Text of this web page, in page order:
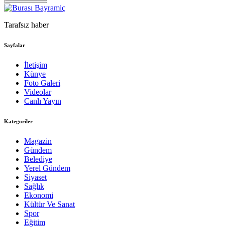
Tarafsız haber
Sayfalar
İletişim
Künye
Foto Galeri
Videolar
Canlı Yayın
Kategoriler
Magazin
Gündem
Belediye
Yerel Gündem
Siyaset
Sağlık
Ekonomi
Kültür Ve Sanat
Spor
Eğitim